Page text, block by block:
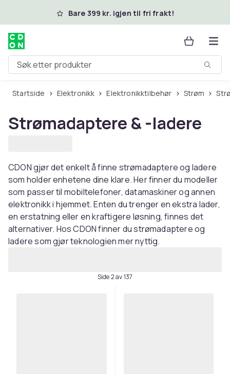
Hopp til hovedinnholdBare 399 kr. igjen til fri frakt!
Søk etter produkter
Startside Elektronikk Elektronikktilbehør Strøm
Strømadaptere & -ladere
CDON gjør det enkelt å finne strømadaptere og ladere
som holder enhetene dine klare. Her finner du modeller
som passer til mobiltelefoner, datamaskiner og annen
elektronikk i hjemmet. Enten du trenger en ekstra lader,
en erstatning eller en kraftigere løsning, finnes det
alternativer. Hos CDON finner du strømadaptere og
ladere som gjør teknologien mer nyttig.
Side 2 av 137